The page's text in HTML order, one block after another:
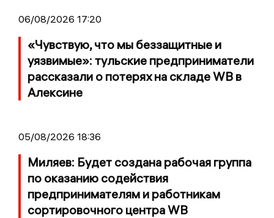
06/08/2026 17:20
«Чувствую, что мы беззащитные и
уязвимые»: тульские предприниматели
рассказали о потерях на складе WB в
Алексине
05/08/2026 18:36
Миляев: Будет создана рабочая группа
по оказанию содействия
предпринимателям и работникам
сортировочного центра WB